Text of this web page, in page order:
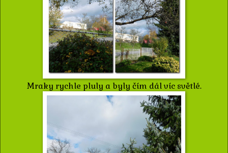
Mraky rychle pluly a byly čím dál víc světlé.